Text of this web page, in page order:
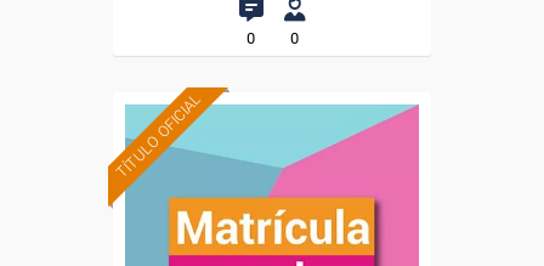
0 0
TÍTULO OFICIAL